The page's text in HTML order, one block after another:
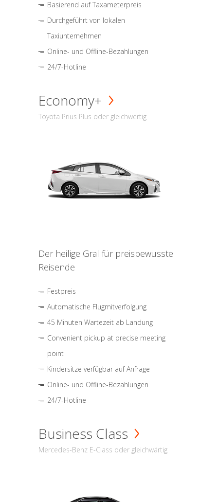
Basierend auf Taxameterpreis
Durchgeführt von lokalen
Taxiunternehmen
Online- und Offline-Bezahlungen
24/7-Hotline
Economy+
Toyota Prius Plus oder gleichwertig
Der heilige Gral für preisbewusste
Reisende
Festpreis
Automatische Flugmitverfolgung
45 Minuten Wartezeit ab Landung
Convenient pickup at precise meeting
point
Kindersitze verfügbar auf Anfrage
Online- und Offline-Bezahlungen
24/7-Hotline
Business Class
Mercedes-Benz E-Class oder gleichwärtig